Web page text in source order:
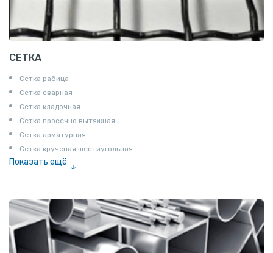
СЕТКА
Сетка рабица
Сетка сварная
Сетка кладочная
Сетка просечно вытяжная
Сетка арматурная
Сетка крученая шестиугольная
Показать ещё